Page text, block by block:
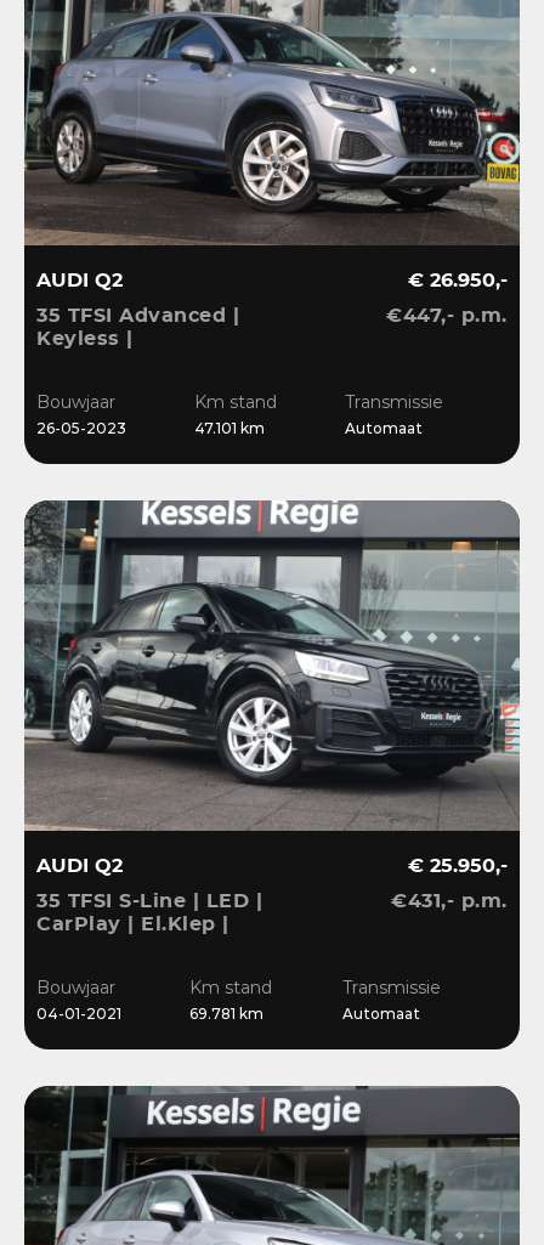
AUDI Q2
35 TFSI Advanced |
Keyless |
Navi | Sensoren | 17”
€ 26.950,-
€447,- p.m.
Bouwjaar
26-05-2023
Km stand
47.101 km
Transmissie
Automaat
AUDI Q2
35 TFSI S-Line | LED |
CarPlay | El.Klep |
€ 25.950,-
€431,- p.m.
Bouwjaar
04-01-2021
Km stand
69.781 km
Transmissie
Automaat